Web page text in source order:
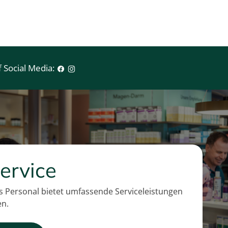
Media:
Personal bietet umfassende Serviceleistungen